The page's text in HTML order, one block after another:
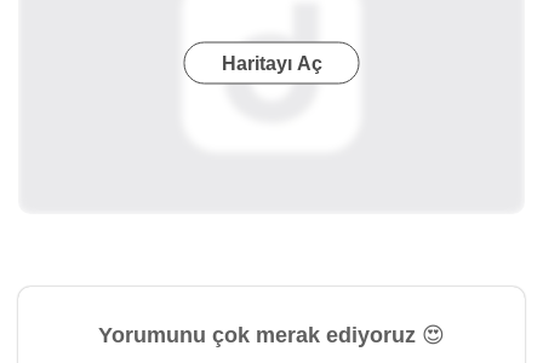
Haritayı Aç
Yorumunu çok merak ediyoruz 😍